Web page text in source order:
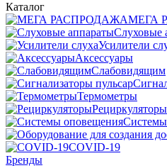
Каталог
МЕГА
Слуховые
Усилители
Аксессуары
Слабовидящим
Термометры
Рециркуляторы
COVID-19
Бренды